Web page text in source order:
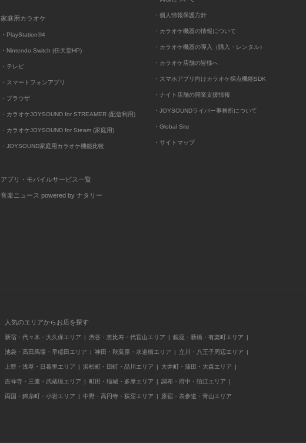
家庭用カラオケ
・PlayStation®4
・Nintendo Switch (任天堂HP)
・テレビ
・スマートフォンアプリ
・ブラウザ
・カラオケJOYSOUND for STREAMER (配信利用)
・カラオケJOYSOUND for Steam (家庭用)
・JOYSOUND家庭用カラオケ機能比較
アプリ・モバイルサービス一覧
音楽ニュース powered by ナタリー
・個人情報保護方針
・カラオケ機器の情報について
・カラオケ機器の導入（購入・レンタル）
・カラオケ店舗の皆様へ
・スマホアプリ向けカラオケ採点機能SDK
・ナイト店舗の開業支援情報
・JOYSOUNDライバー事務所について
・Global Site
・サイトマップ
人気のエリアからお店を探す
新宿・代々木・大久保エリア 渋谷・恵比寿・代官山エリア 銀座・新橋・有楽町エリア
池袋・高田馬場・早稲田エリア 神田・秋葉原・水道橋エリア 立川・八王子周辺エリア
上野・浅草・日暮里エリア 浜松町・田町・品川エリア 大井町・蒲田・大森エリア
吉祥寺・三鷹・武蔵境エリア 町田・稲城・多摩エリア 調布・府中・狛江エリア
両国・錦糸町・小岩エリア 中野・高円寺・荻窪エリア 原宿・表参道・青山エリア